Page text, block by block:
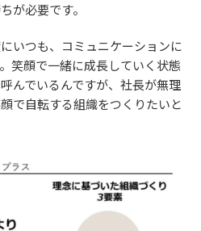
が必要です。
いつも、コミュニケーションに
笑顔で一緒に成長していく状態
んでいるんですが、社長が無理
で自転する組織をつくりたいと